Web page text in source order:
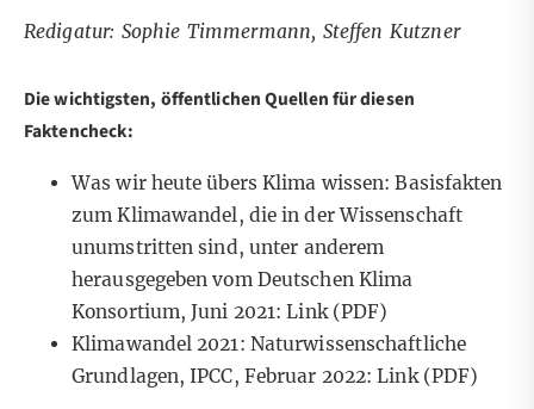
Redigatur: Sophie Timmermann, Steffen Kutzner
Die wichtigsten, öffentlichen Quellen für diesen
Faktencheck:
Was wir heute übers Klima wissen: Basisfakten
zum Klimawandel, die in der Wissenschaft
unumstritten sind, unter anderem
herausgegeben vom Deutschen Klima
Konsortium, Juni 2021:Link(PDF)
Klimawandel 2021: Naturwissenschaftliche
Grundlagen, IPCC, Februar 2022:Link(PDF)